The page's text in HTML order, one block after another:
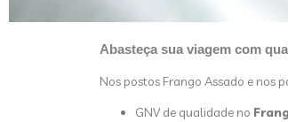
Abasteça sua viagem com
Nos postos Frango Assado e nos
GNV de qualidade no